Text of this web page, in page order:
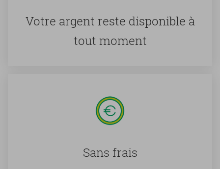
Votre ar­gent reste dis­po­nible à
tout mo­ment
Sans frais